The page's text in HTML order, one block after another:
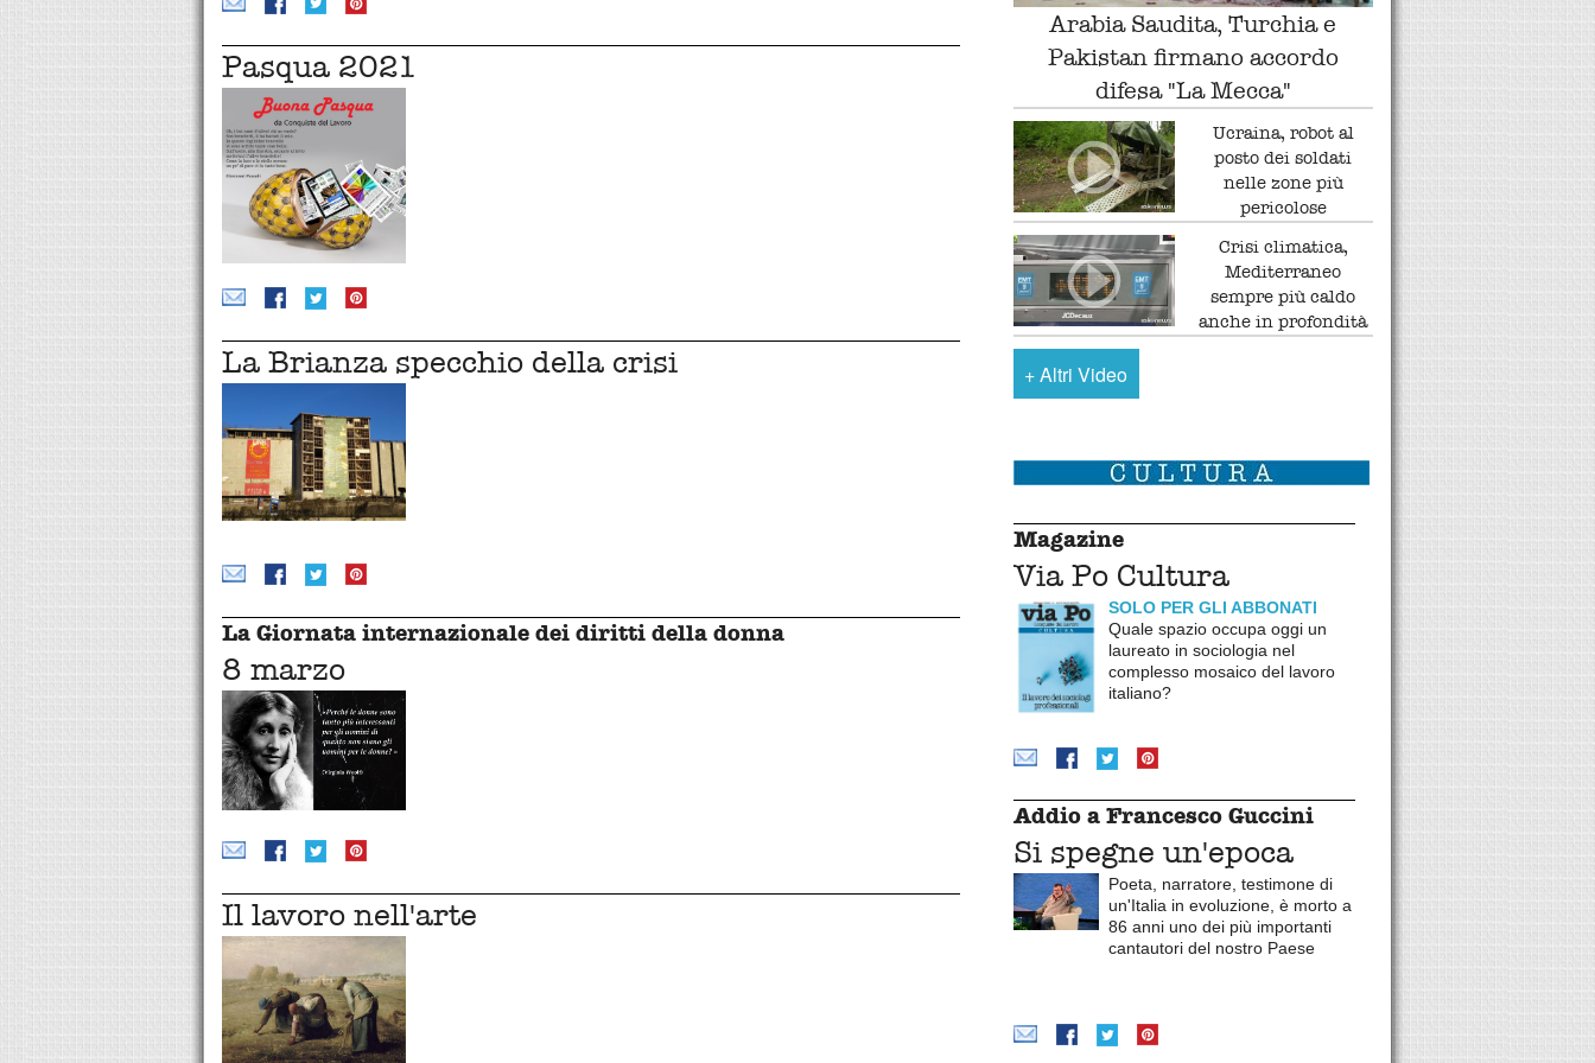
Pasqua 2021
La Brianza specchio della crisi
La Giornata internazionale dei diritti della donna
8 marzo
Il lavoro nell'arte
Arabia Saudita, Turchia e
Pakistan firmano accordo
difesa "La Mecca"
Ucraina, robot al
posto dei soldati
nelle zone più
pericolose
Crisi climatica,
Mediterraneo
sempre più caldo
anche in profondità
+Altri Video
Magazine
Via Po Cultura
SOLO PER GLI ABBONATI
Quale spazio occupa oggi un
laureato in sociologia nel
complesso mosaico del lavoro
italiano?
Addio a Francesco Guccini
Si spegne un'epoca
Poeta, narratore, testimone di
un'Italia in evoluzione, è morto a
86 anni uno dei più importanti
cantautori del nostro Paese